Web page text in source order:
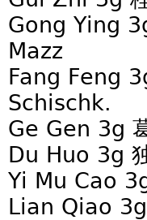
Gong Ying
Mazz
Fang Feng
Schischk.
Ge Gen 3g
Du Huo 3g
Yi Mu Cao
Lian Qiao